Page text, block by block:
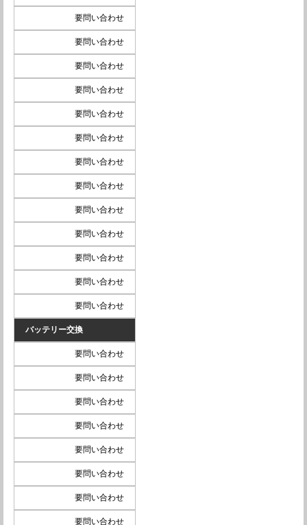
要問い合わせ
要問い合わせ
要問い合わせ
要問い合わせ
要問い合わせ
要問い合わせ
要問い合わせ
要問い合わせ
要問い合わせ
要問い合わせ
要問い合わせ
要問い合わせ
要問い合わせ
バッテリー交換
要問い合わせ
要問い合わせ
要問い合わせ
要問い合わせ
要問い合わせ
要問い合わせ
要問い合わせ
要問い合わせ